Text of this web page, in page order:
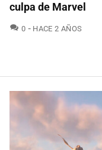
culpa de Marvel
0 COMENTARIOS
HACE 2 AÑOS